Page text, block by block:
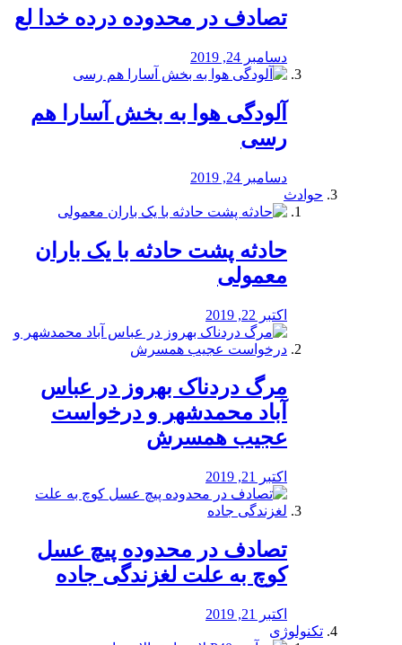
تصادف در محدوده درده خدا لع
دسامبر 24, 2019
آلودگی هوا به بخش آسارا هم
رسی
دسامبر 24, 2019
حوادث
️حادثه پشت حادثه با یک باران
معمولی
اکتبر 22, 2019
مرگ دردناک بهروز در عباس
آباد محمدشهر و درخواست
عجیب همسرش
اکتبر 21, 2019
تصادف در محدوده پیچ عسل
کوچ به علت لغزندگی جاده
اکتبر 21, 2019
تکنولوژی